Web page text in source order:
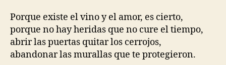
Porque existe el vino y el amor, es cierto,
porque no hay heridas que no cure el tiempo,
abrir las puertas quitar los cerrojos,
abandonar las murallas que te protegieron.